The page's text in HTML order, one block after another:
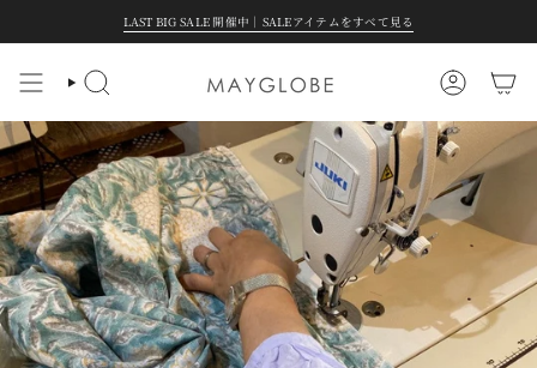
content
LAST BIG SALE 開催中｜SALEアイテムをすべて見る
Search Account